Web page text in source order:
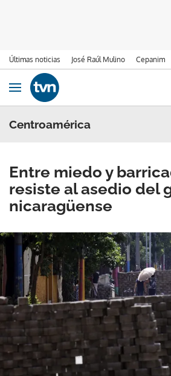
Últimas noticias José Raúl Mulino Cepanim
Ir al contenido
Obrir navegació
Centroamérica
Entre miedo y
resiste al asedio del
nicaragüense